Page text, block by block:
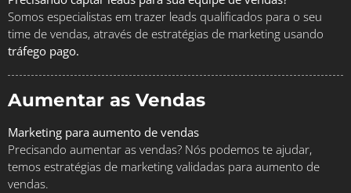
Somos especialistas em trazer leads qualificados para o seu
time de vendas, através de estratégias de marketing usando
tráfego pago.
Aumentar as Vendas
Marketing para aumento de vendas
Precisando aumentar as vendas? Nós podemos te ajudar,
temos estratégias de marketing validadas para aumento de
vendas.